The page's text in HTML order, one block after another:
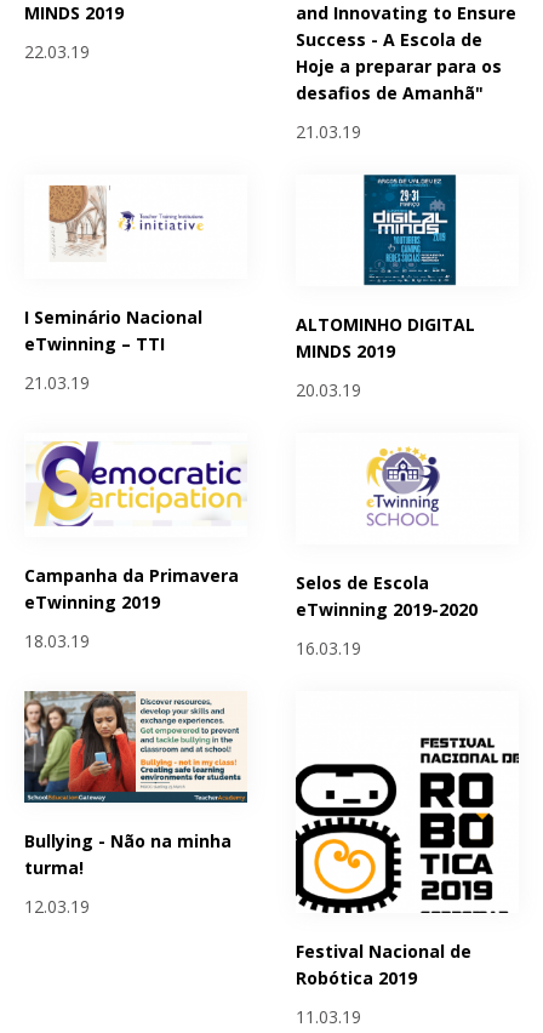
MINDS 2019
22.03.19
and Innovating to Ensure
Success - A Escola de
Hoje a preparar para os
desafios de Amanhã"
21.03.19
I Seminário Nacional
eTwinning – TTI
21.03.19
ALTOMINHO DIGITAL
MINDS 2019
20.03.19
Campanha da Primavera
eTwinning 2019
18.03.19
Selos de Escola
eTwinning 2019-2020
16.03.19
Bullying - Não na minha
turma!
12.03.19
Festival Nacional de
Robótica 2019
11.03.19